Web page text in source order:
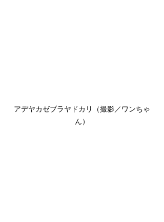
アデヤカゼブラヤドカリ（撮影／ワンちゃ
ん）